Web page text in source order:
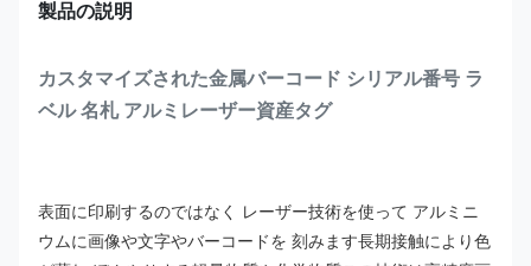
製品の説明
カスタマイズされた金属バーコード シリアル番号 ラ
ベル 名札 アルミレーザー資産タグ
表面に印刷するのではなく レーザー技術を使って アルミニ
ウムに画像や文字やバーコードを 刻みます長期接触により色